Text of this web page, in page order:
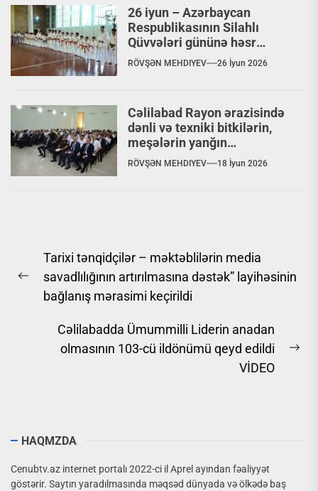
26 iyun – Azərbaycan
Respublikasının Silahlı
Qüvvələri gününə həsr
olunmuş Budo döyüş növləri
üzrə seminar və kəmər
RÖVŞƏN MEHDIYEV 26 İyun 2026
Cəlilabad Rayon ərazisində
dənli və texniki bitkilərin,
meşələrin yanğın
təhlükəsizliyi, məktəblərdə
yanğın təhlükəsizliyi ilə bağlı
RÖVŞƏN MEHDIYEV 18 İyun 2026
naviqasiyası
Previous
post:
Tarixi tənqidçilər – məktəblilərin media
savadlılığının artırılmasına dəstək” layihəsinin
bağlanış mərasimi keçirildi
Cəlilabadda Ümummilli Liderin anadan
olmasının 103-cü ildönümü qeyd edildi
VİDEO
HAQMZDA
Cenubtv.az internet portalı 2022-ci il Aprel ayından fəaliyyət
göstərir. Saytın yaradılmasında məqsəd dünyada və ölkədə baş